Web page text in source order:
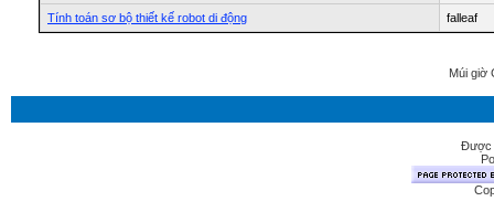
Tính toán sơ bộ thiết kế robot di động falleaf
Múi giờ
Được